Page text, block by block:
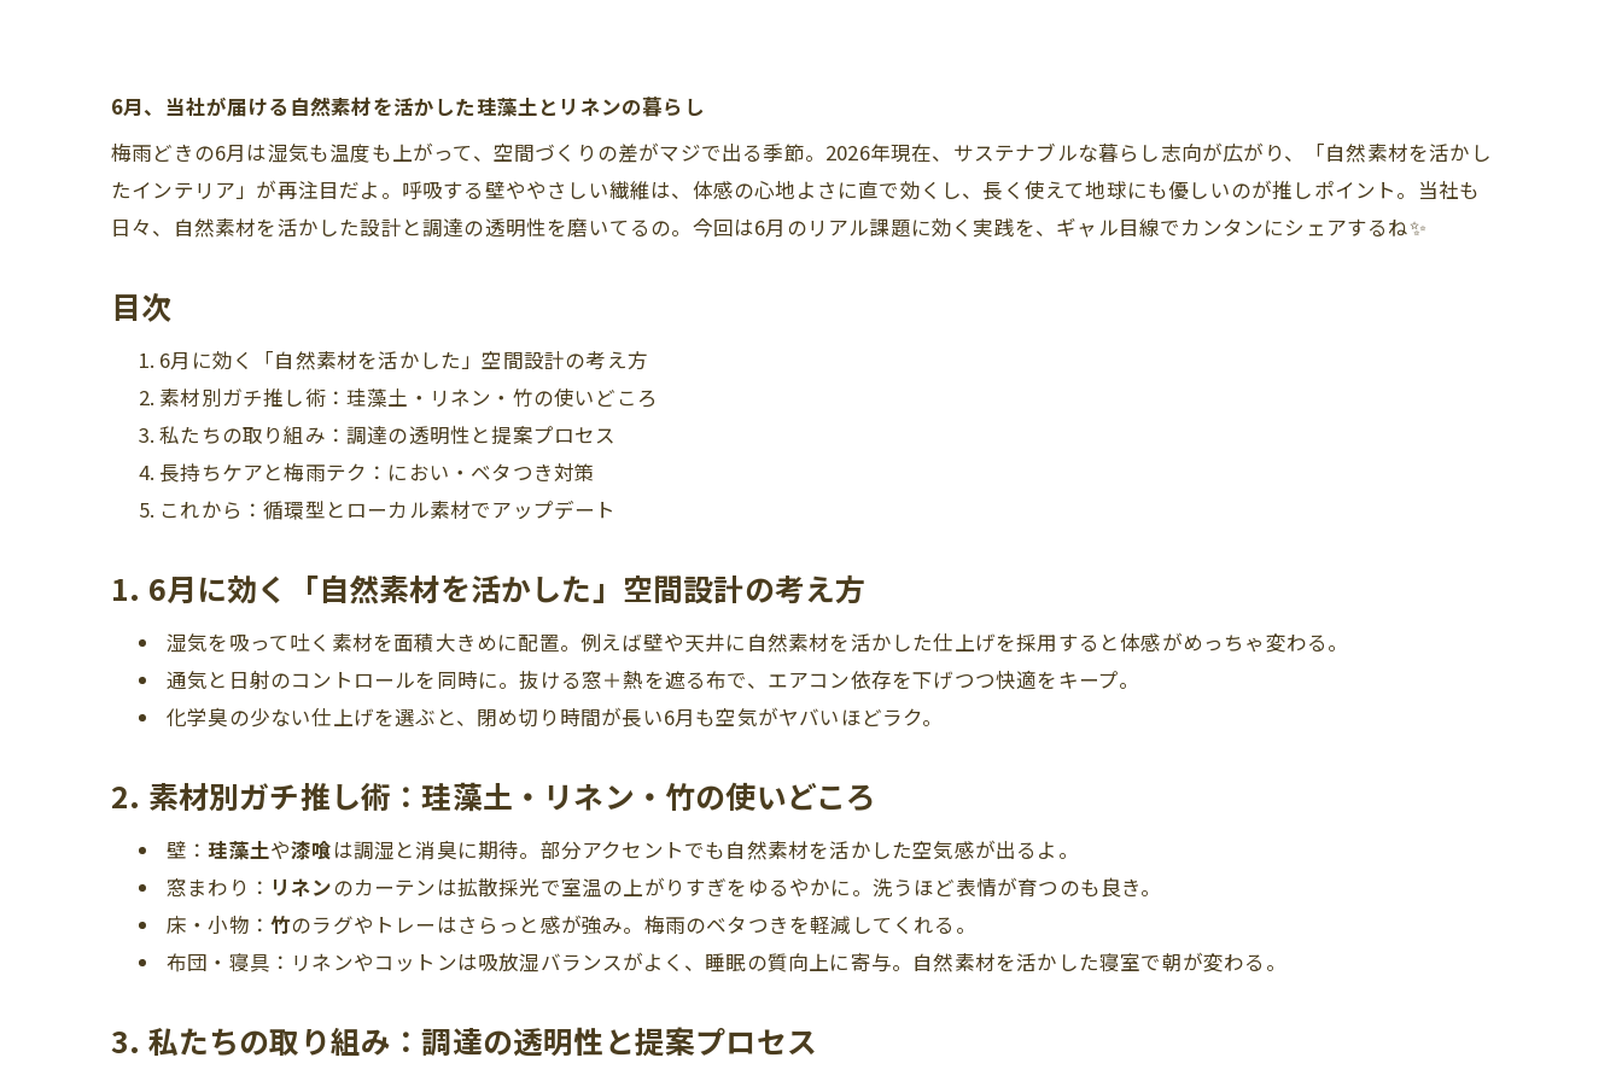
6月、当社が届ける自然素材を活かした珪藻土とリネンの暮らし
梅雨どきの6月は湿気も温度も上がって、空間づくりの差がマジで出る季節。2026年現在、サステナブルな暮らし志向が広がり、「自然素材を活かし
たインテリア」が再注目だよ。呼吸する壁ややさしい繊維は、体感の心地よさに直で効くし、長く使えて地球にも優しいのが推しポイント。当社も
日々、自然素材を活かした設計と調達の透明性を磨いてるの。今回は6月のリアル課題に効く実践を、ギャル目線でカンタンにシェアするね✨
目次
6月に効く「自然素材を活かした」空間設計の考え方
素材別ガチ推し術：珪藻土・リネン・竹の使いどころ
私たちの取り組み：調達の透明性と提案プロセス
長持ちケアと梅雨テク：におい・ベタつき対策
これから：循環型とローカル素材でアップデート
1. 6月に効く「自然素材を活かした」空間設計の考え方
湿気を吸って吐く素材を面積大きめに配置。例えば壁や天井に自然素材を活かした仕上げを採用すると体感がめっちゃ変わる。
通気と日射のコントロールを同時に。抜ける窓＋熱を遮る布で、エアコン依存を下げつつ快適をキープ。
化学臭の少ない仕上げを選ぶと、閉め切り時間が長い6月も空気がヤバいほどラク。
2. 素材別ガチ推し術：珪藻土・リネン・竹の使いどころ
壁：珪藻土や漆喰は調湿と消臭に期待。部分アクセントでも自然素材を活かした空気感が出るよ。
窓まわり： リネンのカーテンは拡散採光で室温の上がりすぎをゆるやかに。洗うほど表情が育つのも良き。
床・小物： 竹のラグやトレーはさらっと感が強み。梅雨のベタつきを軽減してくれる。
布団・寝具：リネンやコットンは吸放湿バランスがよく、睡眠の質向上に寄与。自然素材を活かした寝室で朝が変わる。
3. 私たちの取り組み：調達の透明性と提案プロセス